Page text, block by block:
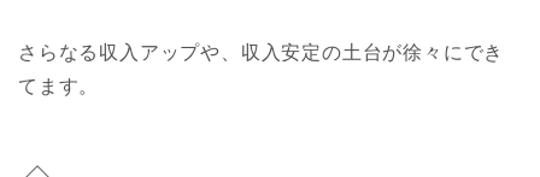
さらなる収入アップや、収入安定の土台が徐々にでき
てます。